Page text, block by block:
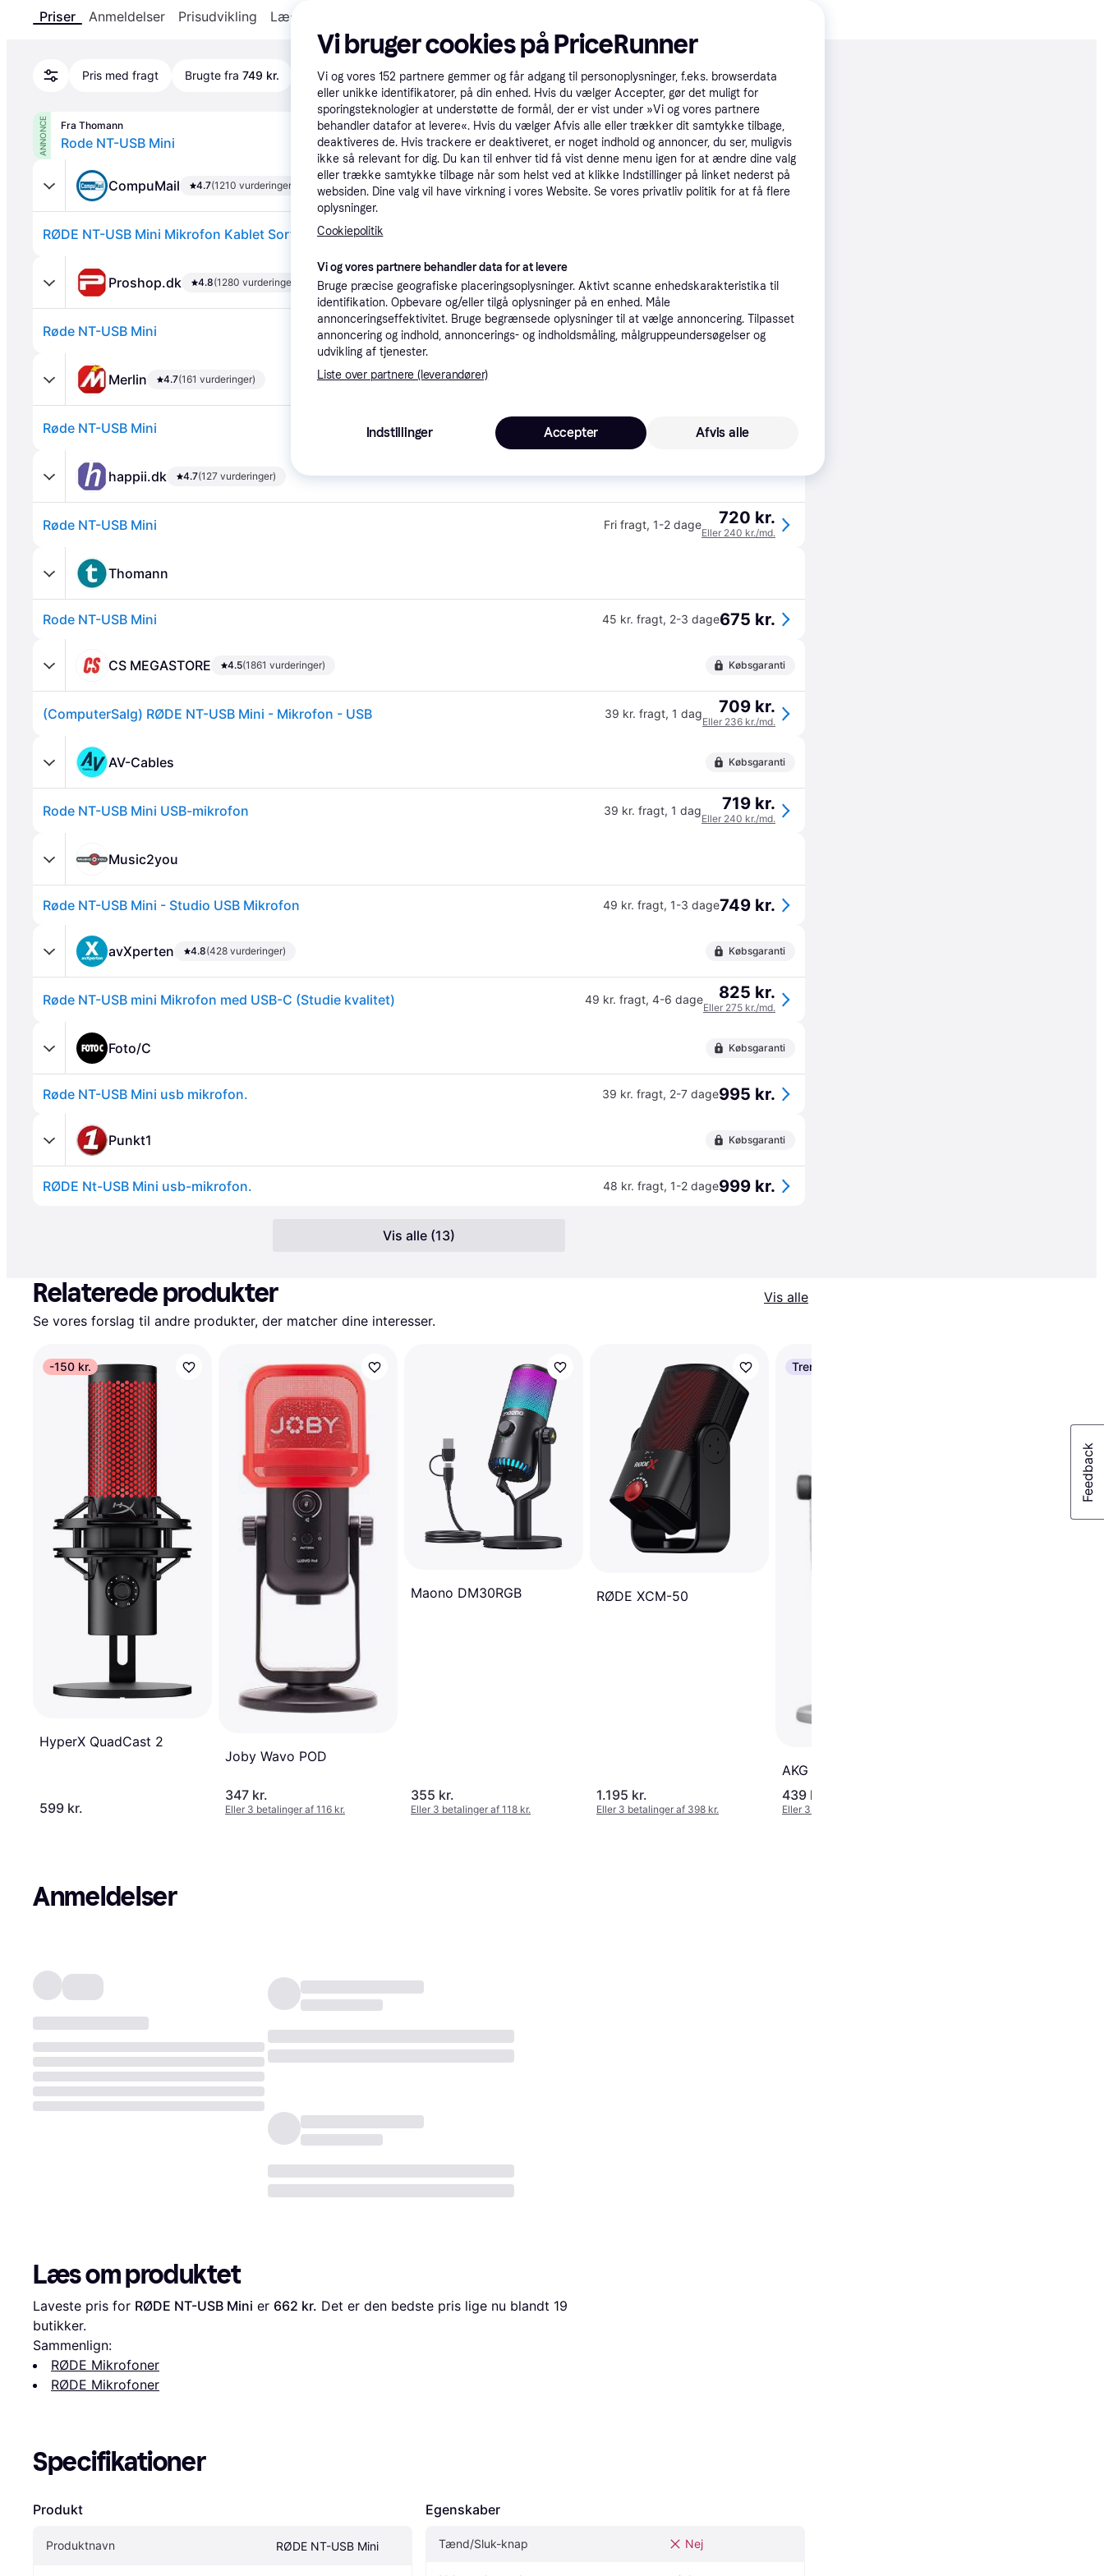
Priser Anmeldelser Prisudvikling Læs om produktet
Pris med fragt Brugte fra 749 kr. Promoveret
ANNONCE Fra Thomann
Rode NT-USB Mini 45 kr. fragt 2-3 dage675 kr.
CompuMail 4.7(1210 vurderinger) Købsgaranti
Proshop.dk 4.8(1280 vurderinger) Købsgaranti
Røde NT-USB Mini Fri fragt,1 dag 720 kr.
Eller 240 kr./md.
Merlin 4.7(161 vurderinger)
Røde NT-USB Mini Fri fragt 1-2 dage
Eller 240 kr./md.
happii.dk 4.7(127 vurderinger)
Røde NT-USB Mini Fri fragt, 1-2 dage 720 kr.
Eller 240 kr./md.
Thomann
Rode NT-USB Mini 45 kr. fragt, 2-3 dage675 kr.
CS MEGASTORE 4.5(1861 vurderinger) Købsgaranti
(ComputerSalg) RØDE NT-USB Mini - Mikrofon - USB 39 kr. fragt, 1 dag 709 kr.
Eller 236 kr./md.
AV-Cables Købsgaranti
Rode NT-USB Mini USB-mikrofon 39 kr. fragt, 1 dag 719 kr.
Eller 240 kr./md.
Music2you
Røde NT-USB Mini - Studio USB Mikrofon 49 kr. fragt, 1-3 dage749 kr.
avXperten 4.8(428 vurderinger) Købsgaranti
Røde NT-USB mini Mikrofon med USB-C (Studie kvalitet) 49 kr. fragt, 4-6 dage 825 kr.
Eller 275 kr./md.
Foto/C Købsgaranti
Røde NT-USB Mini usb mikrofon. 39 kr. fragt, 2-7 dage995 kr.
Punkt1 Købsgaranti
RØDE Nt-USB Mini usb-mikrofon. 48 kr. fragt, 1-2 dage999 kr.
Vis alle (13)
Relaterede produkter
Vis alle
Se vores forslag til andre produkter, der matcher dine interesser.
-150 kr.
HyperX QuadCast 2
599 kr.
Joby Wavo POD
347 kr.
Eller 3 betalinger af 116 kr.
Maono DM30RGB
355 kr.
Eller 3 betalinger af 118 kr.
RØDE XCM-50
1.195 kr.
Eller 3 betalinger af 398 kr.
Trender
AKG Ara
439 kr.
Eller 3 betalinger af 146 kr.
Anmeldelser
Læs om produktet
Laveste pris for RØDE NT-USB Mini er 662 kr. Det er den bedste pris lige nu blandt 19
butikker.
Sammenlign:
RØDE Mikrofoner
RØDE Mikrofoner
Specifikationer
Produkt
Produktnavn RØDE NT-USB Mini
Egenskaber
Tænd/Sluk-knap Nej
Vi bruger cookies på PriceRunner
Vi og vores 152 partnere gemmer og får adgang til personoplysninger, f.eks. browserdata
eller unikke identifikatorer, på din enhed. Hvis du vælger Accepter, gør det muligt for
sporingsteknologier at understøtte de formål, der er vist under »Vi og vores partnere
behandler datafor at levere«. Hvis du vælger Afvis alle eller trækker dit samtykke tilbage,
deaktiveres de. Hvis trackere er deaktiveret, er noget indhold og annoncer, du ser, muligvis
ikke så relevant for dig. Du kan til enhver tid få vist denne menu igen for at ændre dine valg
eller trække samtykke tilbage når som helst ved at klikke Indstillinger på linket nederst på
websiden. Dine valg vil have virkning i vores Website. Se vores privatliv politik for at få flere
oplysninger.
Cookiepolitik
Vi og vores partnere behandler data for at levere
Bruge præcise geografiske placeringsoplysninger. Aktivt scanne enhedskarakteristika til
identifikation. Opbevare og/eller tilgå oplysninger på en enhed. Måle
annonceringseffektivitet. Bruge begrænsede oplysninger til at vælge annoncering. Tilpasset
annoncering og indhold, annoncerings- og indholdsmåling, målgruppeundersøgelser og
udvikling af tjenester.
Liste over partnere (leverandører)
Indstillinger Afvis alle
Accepter